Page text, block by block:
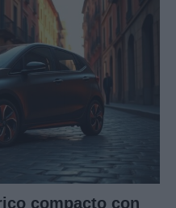
compacto con